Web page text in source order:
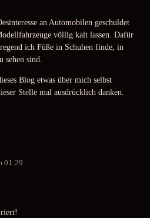
an Automobilen geschuldet
völlig kalt lassen. Dafür
ich Füße in Schuhen finde, in
sehen sind.
Blog etwas über mich selbst
Stelle mal ausdrücklich danken.
01:29